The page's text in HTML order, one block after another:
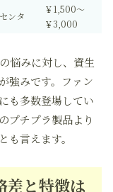
ンタ
￥1,500～
￥3,000
の悩みに対し、資生
強みです。ファン
も多数登場してい
プチプラ製品より
言えます。
差と特徴は